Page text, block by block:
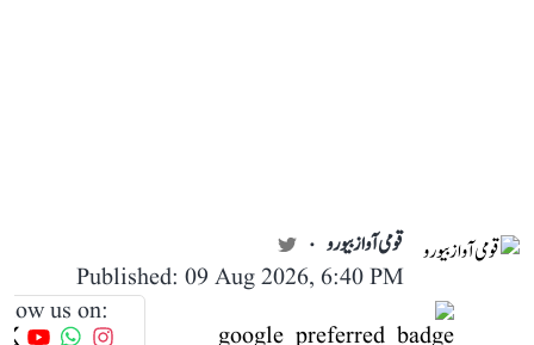
قومی آواز بیورو
Published: 09 Aug 2026, 6:40 PM
us on: